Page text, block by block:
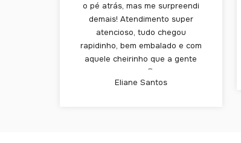
o pé atrás, mas me surpreendi
demais! Atendimento super
atencioso, tudo chegou
rapidinho, bem embalado e com
aquele cheirinho que a gente
ama 😍
Eliane Santos